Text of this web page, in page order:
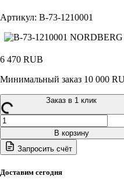
Артикул: B-73-1210001
6 470 RUB
Минимальный заказ 10 000
Заказ в 1 клик
Количество
товара
B-
73-
NORDBERG
В корзину
Запросить счёт
Доставим сегодня